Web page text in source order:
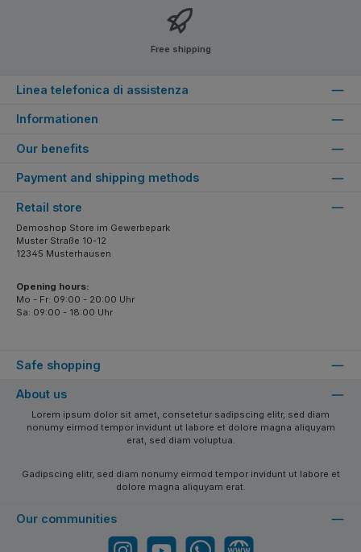
Free shipping
Linea telefonica di assistenza
Informationen
Our benefits
Payment and shipping methods
Safe shopping
Retail store
Demoshop Store im Gewerbepark
Muster Straße 10-12
12345 Musterhausen
Opening hours:
Mo - Fr: 09:00 - 20:00 Uhr
Sa: 09:00 - 18:00 Uhr
About us
Lorem ipsum dolor sit amet, consetetur sadipscing elitr, sed diam
nonumy eirmod tempor invidunt ut labore et dolore magna aliquyam
erat, sed diam voluptua.
Gadipscing elitr, sed diam nonumy eirmod tempor invidunt ut labore et
dolore magna aliquyam erat.
Our communities